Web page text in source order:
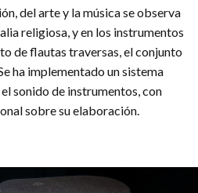
del arte y la música se observa
religiosa, y en los instrumentos
de flautas traversas, el conjunto
ha implementado un sistema
sonido de instrumentos, con
sobre su elaboración.